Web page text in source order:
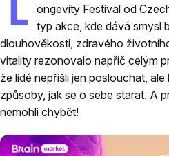
L
ongevity Festival od
typ akce, kde dává smysl
dlouhověkosti, zdravého
vitality rezonovalo napříč celým
že lidé nepřišli jen poslouchat,
způsoby, jak se o sebe starat. A
nemohli chybět!